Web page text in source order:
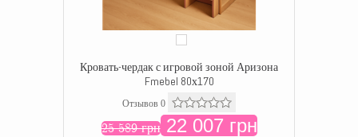
Кровать-чердак с игровой зоной Аризона
Fmebel 80х170
Отзывов 0
25 589 грн22 007 грн